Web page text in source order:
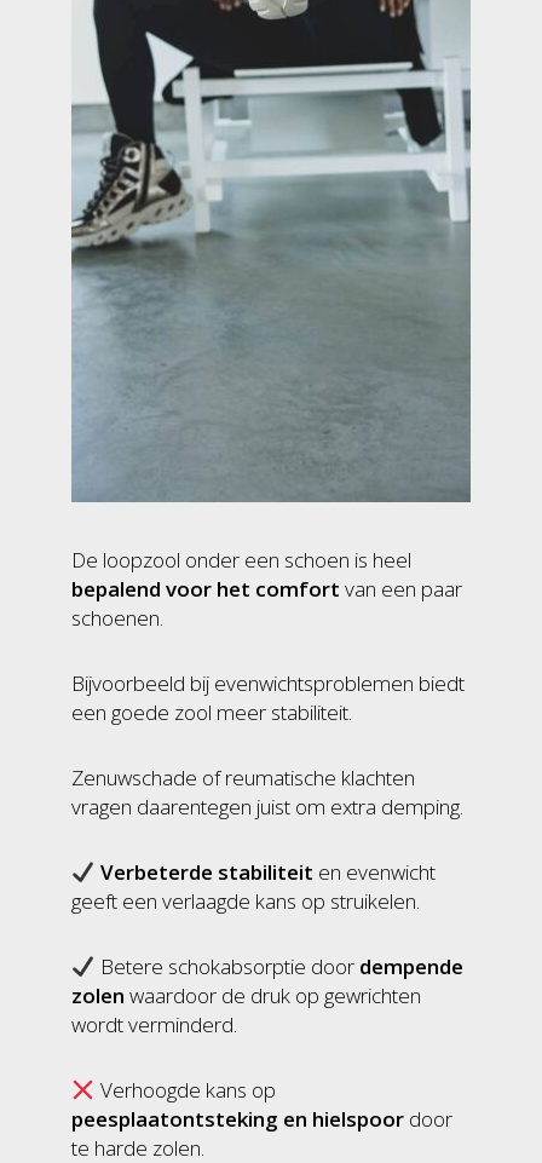
De loopzool onder een schoen is heel
bepalend voor het comfort van een paar
schoenen.
Bijvoorbeeld bij evenwichtsproblemen biedt
een goede zool meer stabiliteit.
Zenuwschade of reumatische klachten
vragen daarentegen juist om extra demping.
Verbeterde stabiliteit en evenwicht
geeft een verlaagde kans op struikelen.
Betere schokabsorptie door dempende
zolen waardoor de druk op gewrichten
wordt verminderd.
Verhoogde kans op
peesplaatontsteking en hielspoor door
te harde zolen.